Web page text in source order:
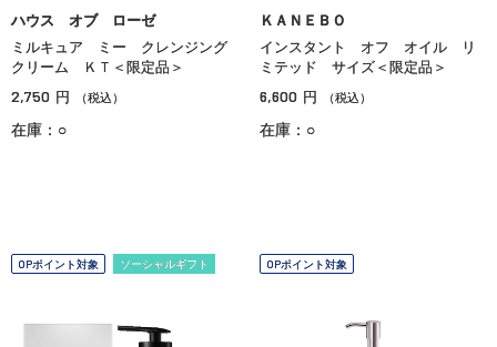
ハウス オブ ローゼ
ミルキュア ミー クレンジング
クリーム ＫＴ＜限定品＞
2,750 円 （税込）
在庫：○
ＫＡＮＥＢＯ
インスタント オフ オイル リ
ミテッド サイズ＜限定品＞
6,600 円 （税込）
在庫：○
OPポイント対象 ソーシャルギフト OPポイント対象